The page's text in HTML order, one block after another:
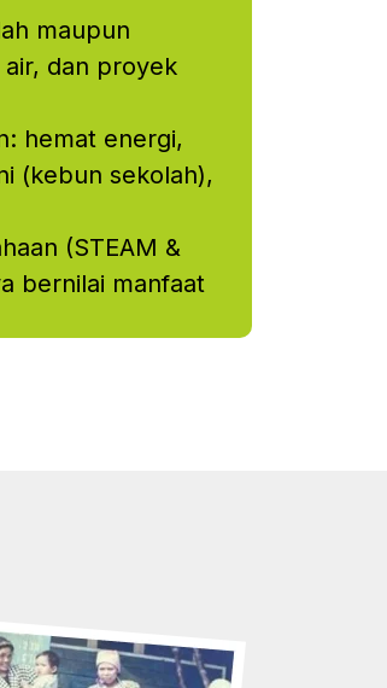
maupun
air, dan proyek
hemat energi,
(kebun sekolah),
(STEAM &
bernilai manfaat